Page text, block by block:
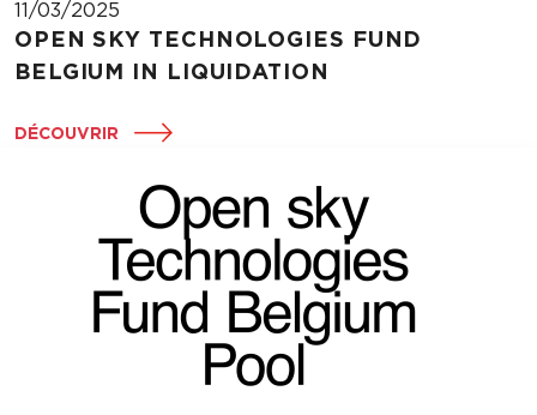
11/03/2025
OPEN SKY TECHNOLOGIES FUND
BELGIUM IN LIQUIDATION
DÉCOUVRIR